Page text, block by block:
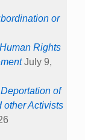
or
Rights
July 9,
of
other Activists